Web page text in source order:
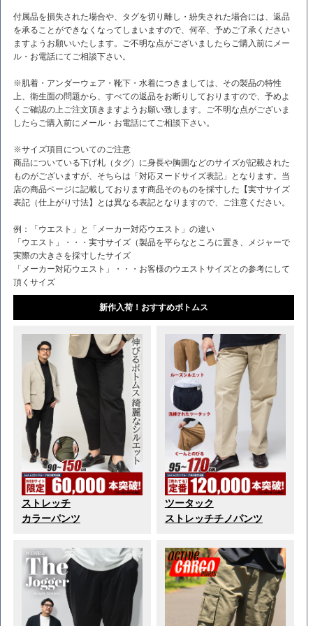
付属品を損失された場合や、タグを切り離し・紛失された場合には、返品
を承ることができなくなってしまいますので、何卒、予めご了承ください
ますようお願いいたします。ご不明な点がございましたらご購入前にメー
ル・お電話にてご相談下さい。
※肌着・アンダーウェア・靴下・水着につきましては、その製品の特性
上、衛生面の問題から、すべての返品をお断りしておりますので、予めよ
くご確認の上ご注文頂きますようお願い致します。ご不明な点がございま
したらご購入前にメール・お電話にてご相談下さい。
※サイズ項目についてのご注意
商品についている下げ札（タグ）に身長や胸囲などのサイズが記載された
ものがございますが、そちらは「対応ヌードサイズ表記」となります。当
店の商品ページに記載しております商品そのものを採寸した【実寸サイズ
表記（仕上がり寸法】とは異なる表記となりますので、ご注意ください。
例：「ウエスト」と「メーカー対応ウエスト」の違い
「ウエスト」・・・実寸サイズ（製品を平らなところに置き、メジャーで
実際の大きさを採寸したサイズ
「メーカー対応ウエスト」・・・お客様のウエストサイズとの参考にして
頂くサイズ
新作入荷！おすすめボトムス
ストレッチ
カラーパンツ
ツータック
ストレッチチノパンツ